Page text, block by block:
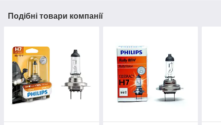
Подібні товари компанії